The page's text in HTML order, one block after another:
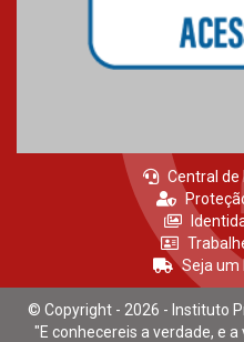
Central
Seja um
© Copyright - 2026 - Instituto
"E conhecereis a verdade, e